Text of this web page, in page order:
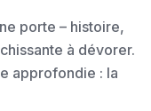
porte – histoire,
à dévorer.
approfondie : la